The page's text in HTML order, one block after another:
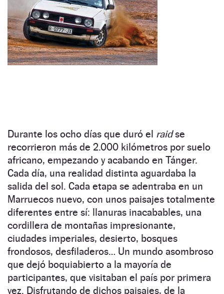
Durante los ocho días que duró el raidse
recorrieron más de 2.000 kilómetros por suelo
africano, empezando y acabando en Tánger.
Cada día, una realidad distinta aguardaba la
salida del sol. Cada etapa se adentraba en un
Marruecos nuevo, con unos paisajes totalmente
diferentes entre sí: llanuras inacabables, una
cordillera de montañas impresionante,
ciudades imperiales, desierto, bosques
frondosos, desfiladeros… Un mundo asombroso
que dejó boquiabierto a la mayoría de
participantes, que visitaban el país por primera
vez. Disfrutando de dichos paisajes, de la